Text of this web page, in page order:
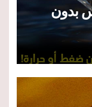
بدون